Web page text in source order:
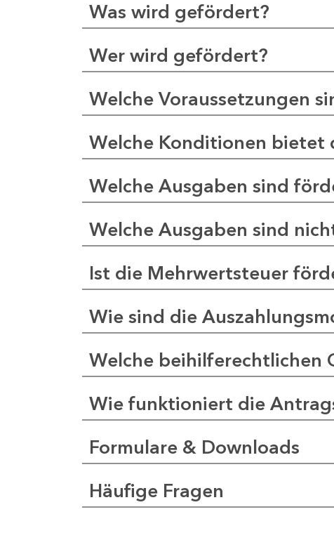
Was wird gefördert?
Wer wird gefördert?
Welche Voraussetzungen
Welche Konditionen bietet
Welche Ausgaben sind
Welche Ausgaben sind
Ist die Mehrwertsteuer
Wie sind die
Welche beihilferechtlichen
Wie funktioniert die
Formulare & Downloads
Häufige Fragen